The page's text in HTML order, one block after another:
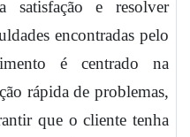
e resolver
encontradas pelo
é centrado na
rápida de problemas,
que o cliente tenha